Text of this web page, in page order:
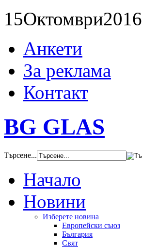
15Октомври2016
Анкети
За реклама
Контакт
BG GLAS
Търсене...
Начало
Новини
Изберете новина
Европейски съюз
България
Свят